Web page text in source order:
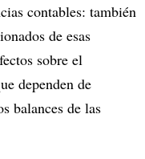
contables: también
de esas
sobre el
dependen de
balances de las